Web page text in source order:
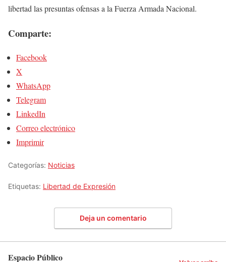
libertad las presuntas ofensas a la Fuerza Armada Nacional.
Comparte:
Facebook
X
WhatsApp
Telegram
LinkedIn
Correo electrónico
Imprimir
Categorías: Noticias
Etiquetas: Libertad de Expresión
Deja un comentario
Espacio Público